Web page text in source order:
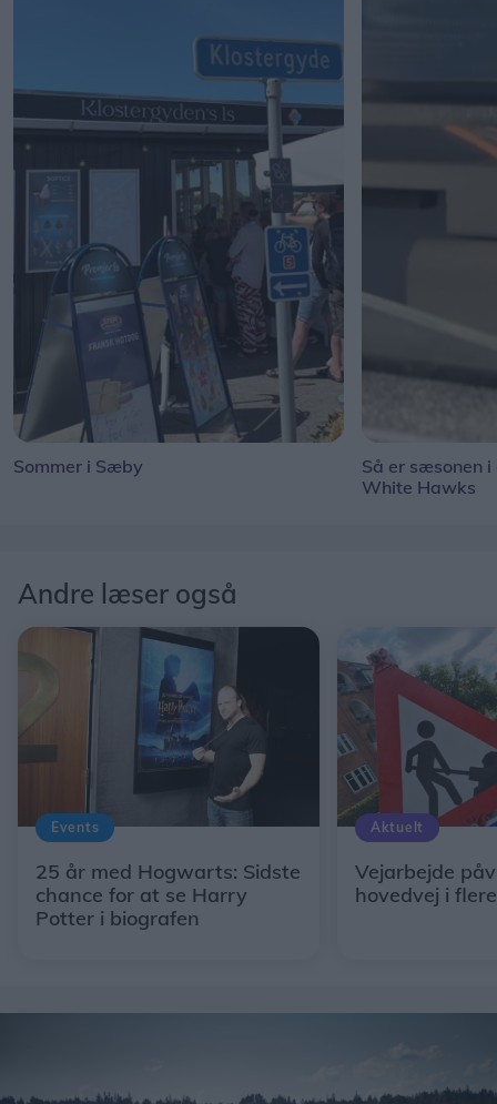
Sommer i Sæby
Så er sæsonen
White Hawks
Andre læser også
Events
25 år med Hogwarts: Sidste
chance for at se Harry
Potter i biografen
Aktuelt
Vejarbejde
hovedvej i